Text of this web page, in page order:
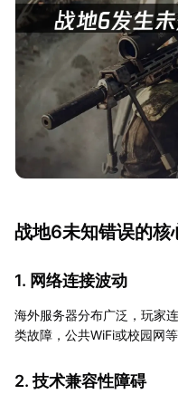
战地6未知错误的核
1. 网络连接波动
海外服务器分布广泛，玩家
类故障，公共WiFi或校园网
2. 技术兼容性障碍